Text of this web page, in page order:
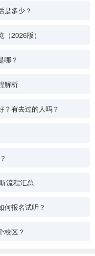
是多少？
2026版）
哪？
解析
？有去过的人吗？
流程汇总
何报名试听？
校区？